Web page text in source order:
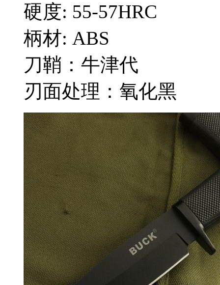
硬度: 55-57HRC
柄材: ABS
刀鞘：牛津代
刃面处理：氧化黑